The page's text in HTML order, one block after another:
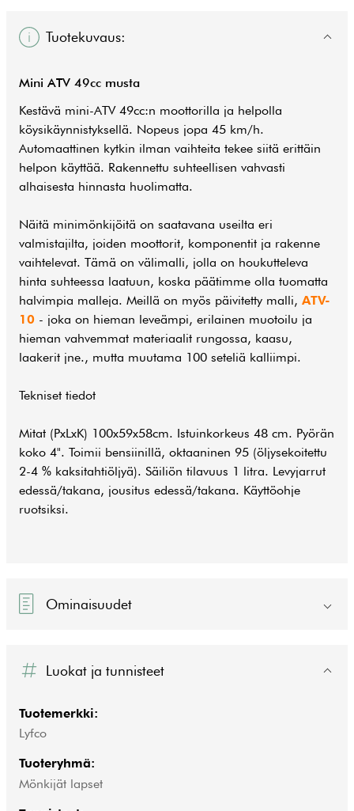
Tuotekuvaus:
Mini ATV 49cc musta
Kestävä mini-ATV 49cc:n moottorilla ja helpolla
köysikäynnistyksellä. Nopeus jopa 45 km/h.
Automaattinen kytkin ilman vaihteita tekee siitä erittäin
helpon käyttää. Rakennettu suhteellisen vahvasti
alhaisesta hinnasta huolimatta.
Näitä minimönkijöitä on saatavana useilta eri
valmistajilta, joiden moottorit, komponentit ja rakenne
vaihtelevat. Tämä on välimalli, jolla on houkutteleva
hinta suhteessa laatuun, koska päätimme olla tuomatta
halvimpia malleja. Meillä on myös päivitetty malli, ATV-
10 - joka on hieman leveämpi, erilainen muotoilu ja
hieman vahvemmat materiaalit rungossa, kaasu,
laakerit jne., mutta muutama 100 seteliä kalliimpi.
Tekniset tiedot
Mitat (PxLxK) 100x59x58cm. Istuinkorkeus 48 cm. Pyörän
koko 4". Toimii bensiinillä, oktaaninen 95 (öljysekoitettu
2-4 % kaksitahtiöljyä). Säiliön tilavuus 1 litra. Levyjarrut
edessä/takana, jousitus edessä/takana. Käyttöohje
ruotsiksi.
Ominaisuudet
Luokat ja tunnisteet
Tuotemerkki:
Lyfco
Tuoteryhmä:
Mönkijät lapset